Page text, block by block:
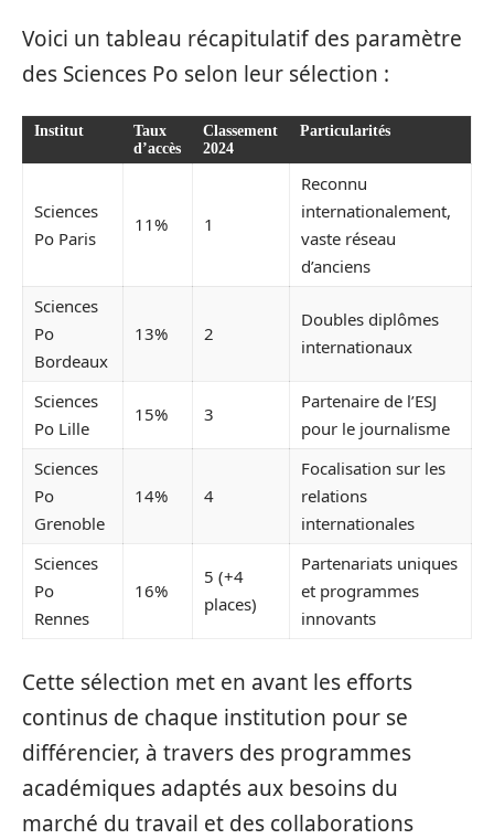
Voici un tableau récapitulatif des paramètre
des Sciences Po selon leur sélection :
Institut
Taux
d’accès
Classement
2024
Particularités
Sciences
Po Paris
11% 1
Reconnu
internationalement,
vaste réseau
d’anciens
Sciences
Po
Bordeaux
13% 2
Doubles diplômes
internationaux
Sciences
Po Lille
15% 3
Partenaire de l’ESJ
pour le journalisme
Sciences
Po
Grenoble
14% 4
Focalisation sur les
relations
internationales
Sciences
Po
Rennes
16%
5 (+4
places)
Partenariats uniques
et programmes
innovants
Cette sélection met en avant les efforts
continus de chaque institution pour se
différencier, à travers des programmes
académiques adaptés aux besoins du
marché du travail et des collaborations